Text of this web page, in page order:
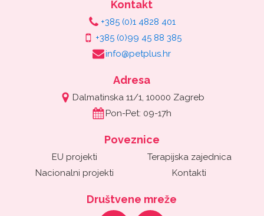
Kontakt
+385 (0)1 4828 401
+385 (0)99 45 88 385
info@petplus.hr
Adresa
Dalmatinska 11/1, 10000 Zagreb
Pon-Pet: 09-17h
Poveznice
EU projekti
Nacionalni projekti
Terapijska zajednica
Kontakti
Društvene mreže